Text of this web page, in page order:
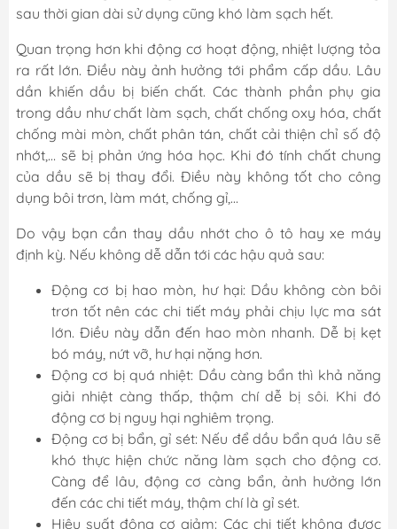
sau thời gian dài sử dụng cũng khó làm sạch hết.
Quan trọng hơn khi động cơ hoạt động, nhiệt lượng tỏa
ra rất lớn. Điều này ảnh hưởng tới phẩm cấp dầu. Lâu
dần khiến dầu bị biến chất. Các thành phần phụ gia
trong dầu như chất làm sạch, chất chống oxy hóa, chất
chống mài mòn, chất phân tán, chất cải thiện chỉ số độ
nhớt,… sẽ bị phản ứng hóa học. Khi đó tính chất chung
của dầu sẽ bị thay đổi. Điều này không tốt cho công
dụng bôi trơn, làm mát, chống gỉ,…
Do vậy bạn cần thay dầu nhớt cho ô tô hay xe máy
định kỳ. Nếu không dễ dẫn tới các hậu quả sau:
Động cơ bị hao mòn, hư hại: Dầu không còn bôi
trơn tốt nên các chi tiết máy phải chịu lực ma sát
lớn. Điều này dẫn đến hao mòn nhanh. Dễ bị kẹt
bó máy, nứt vỡ, hư hại nặng hơn.
Động cơ bị quá nhiệt: Dầu càng bẩn thì khả năng
giải nhiệt càng thấp, thậm chí dễ bị sôi. Khi đó
động cơ bị nguy hại nghiêm trọng.
Động cơ bị bẩn, gỉ sét: Nếu để dầu bẩn quá lâu sẽ
khó thực hiện chức năng làm sạch cho động cơ.
Càng để lâu, động cơ càng bẩn, ảnh hưởng lớn
đến các chi tiết máy, thậm chí là gỉ sét.
Hiệu suất động cơ giảm: Các chi tiết không được